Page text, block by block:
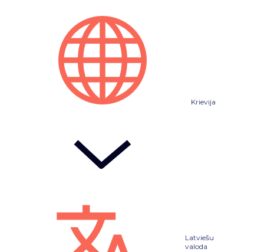
Krievija
Latviešu
valoda